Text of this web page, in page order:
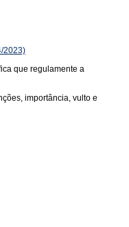
2023)
que regulamente a
importância, vulto e